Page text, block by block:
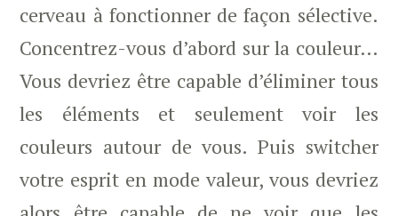
cerveau à fonctionner de façon sélective.
Concentrez-vous d’abord sur la couleur…
Vous devriez être capable d’éliminer tous
les éléments et seulement voir les
couleurs autour de vous. Puis switcher
votre esprit en mode valeur, vous devriez